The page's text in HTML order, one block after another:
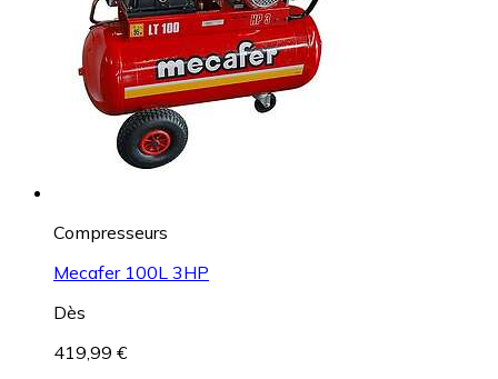
Compresseurs
Mecafer 100L 3HP
Dès
419,99 €